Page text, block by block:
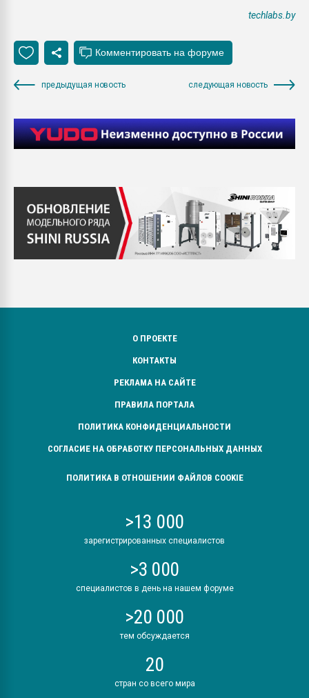
techlabs.by
предыдущая новость следующая новость
О ПРОЕКТЕ
КОНТАКТЫ
РЕКЛАМА НА САЙТЕ
ПРАВИЛА ПОРТАЛА
ПОЛИТИКА КОНФИДЕНЦИАЛЬНОСТИ
СОГЛАСИЕ НА ОБРАБОТКУ ПЕРСОНАЛЬНЫХ ДАННЫХ
ПОЛИТИКА В ОТНОШЕНИИ ФАЙЛОВ COOKIE
>13 000
зарегистрированных специалистов
>3 000
специалистов в день на нашем форуме
>20 000
тем обсуждается
20
стран со всего мира